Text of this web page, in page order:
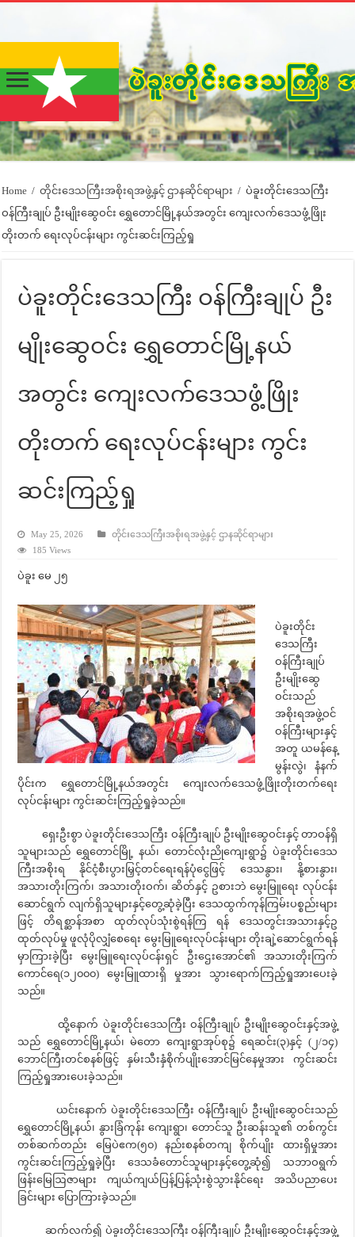
Home / တိုင်းဒေသကြီးအစိုးရအဖွဲ့နှင့် ဌာနဆိုင်ရာများ / ပဲခူးတိုင်းဒေသကြီး
ဝန်ကြီးချုပ် ဦးမျိုးဆွေဝင်း ရွှေတောင်မြို့နယ်အတွင်း ကျေးလက်ဒေသဖွံ့ဖြိုး
တိုးတက် ရေးလုပ်ငန်းများ ကွင်းဆင်းကြည့်ရှု
ပဲခူးတိုင်းဒေသကြီး ဝန်ကြီးချုပ် ဦး
မျိုးဆွေဝင်း ရွှေတောင်မြို့နယ်
အတွင်း ကျေးလက်ဒေသဖွံ့ဖြိုး
တိုးတက် ရေးလုပ်ငန်းများ ကွင်း
ဆင်းကြည့်ရှု
May 25, 2026
တိုင်းဒေသကြီးအစိုးရအဖွဲ့နှင့် ဌာနဆိုင်ရာများ
185 Views
ပဲခူး မေ ၂၅
ပဲခူးတိုင်း
ဒေသကြီး
ဝန်ကြီးချုပ်
ဦးမျိုးဆွေ
ဝင်းသည်
အစိုးရအဖွဲ့ဝင်
ဝန်ကြီးများနှင့်
အတူ ယမန်နေ့
မွန်းလွဲ၊ နံနက်
ပိုင်းက ရွှေတောင်မြို့နယ်အတွင်း ကျေးလက်ဒေသဖွံ့ဖြိုးတိုးတက်ရေး
လုပ်ငန်းများ ကွင်းဆင်းကြည့်ရှုခဲ့သည်။
ရှေးဦးစွာ ပဲခူးတိုင်းဒေသကြီး ဝန်ကြီးချုပ် ဦးမျိုးဆွေဝင်းနှင့် တာဝန်ရှိ
သူများသည် ရွှေတောင်မြို့ နယ်၊ တောင်လုံးညိုကျေးရွာ၌ ပဲခူးတိုင်းဒေသ
ကြီးအစိုးရ နိုင်ငံ့စီးပွားမြှင့်တင်ရေးရန်ပုံငွေဖြင့် ဒေသနွား၊ နို့စားနွား၊
အသားတိုးကြက်၊ အသားတိုးဝက်၊ ဆိတ်နှင့် ဥစားဘဲ မွေးမြူရေး လုပ်ငန်း
ဆောင်ရွက် လျက်ရှိသူများနှင့်တွေ့ဆုံခဲ့ပြီး ဒေသထွက်ကုန်ကြမ်းပစ္စည်းများ
ဖြင့် တိရစ္ဆာန်အစာ ထုတ်လုပ်သုံးစွဲရန်ကြ ရန် ဒေသတွင်းအသားနှင့်ဥ
ထုတ်လုပ်မှု ဖူလုံပိုလျှံစေရေး မွေးမြူရေးလုပ်ငန်းများ တိုးချဲ့ဆောင်ရွက်ရန်
မှာကြားခဲ့ပြီး မွေးမြူရေးလုပ်ငန်းရှင် ဦးဌေးအောင်၏ အသားတိုးကြက်
ကောင်ရေ(၁၂၀၀၀) မွေးမြူထားရှိ မှုအား သွားရောက်ကြည့်ရှုအားပေးခဲ့
သည်။
ထို့နောက် ပဲခူးတိုင်းဒေသကြီး ဝန်ကြီးချုပ် ဦးမျိုးဆွေဝင်းနှင့်အဖွဲ့
သည် ရွှေတောင်မြို့နယ်၊ မဲတော ကျေးရွာအုပ်စု၌ ရေဆင်း(၃)နှင့် (၂/၁၄)
ဘောင်ကြီးတင်စနစ်ဖြင့် နှမ်းသီးနှံစိုက်ပျိုးအောင်မြင်နေမှုအား ကွင်းဆင်း
ကြည့်ရှုအားပေးခဲ့သည်။
ယင်းနောက် ပဲခူးတိုင်းဒေသကြီး ဝန်ကြီးချုပ် ဦးမျိုးဆွေဝင်းသည်
ရွှေတောင်မြို့နယ်၊ နွားခြံကုန်း ကျေးရွာ၊ တောင်သူ ဦးဆန်းသူ၏ တစ်ကွင်း
တစ်ဆက်တည်း မြေပဲဧက(၅၀) နည်းစနစ်တကျ စိုက်ပျိုး ထားရှိမှုအား
ကွင်းဆင်းကြည့်ရှုခဲ့ပြီး ဒေသခံတောင်သူများနှင့်တွေ့ဆုံ၍ သဘာဝရွက်
ဖြန်းမြေဩဇာများ ကျယ်ကျယ်ပြန့်ပြန့်သုံးစွဲသွားနိုင်ရေး အသိပညာပေး
ခြင်းများ ပြောကြားခဲ့သည်။
ဆက်လက်၍ ပဲခူးတိုင်းဒေသကြီး ဝန်ကြီးချုပ် ဦးမျိုးဆွေဝင်းနှင့်အဖွဲ့